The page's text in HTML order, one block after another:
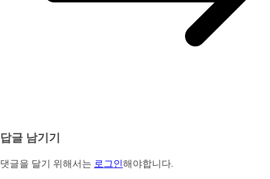
답글 남기기
댓글을 달기 위해서는 로그인해야합니다.